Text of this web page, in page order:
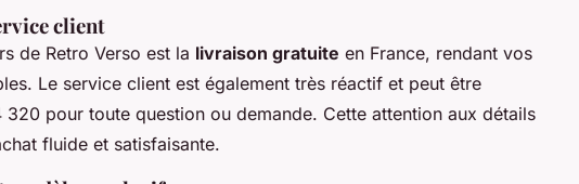
client
de Retro Verso est la livraison gratuite en France, rendant vos
Le service client est également très réactif et peut être
pour toute question ou demande. Cette attention aux détails
fluide et satisfaisante.